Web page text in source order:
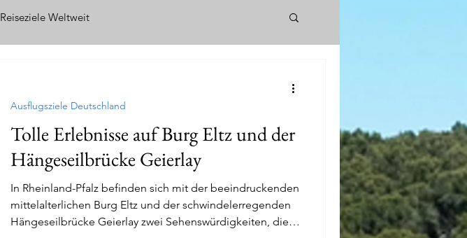
Reiseziele Weltweit
Tolle Erlebnisse auf Burg Eltz und der
Hängeseilbrücke Geierlay
In Rheinland-Pfalz befinden sich mit der beeindruckenden
mittelalterlichen Burg Eltz und der schwindelerregenden
Hängeseilbrücke Geierlay zwei Sehenswürdigkeiten, die
Ausflugsziele Deutschland